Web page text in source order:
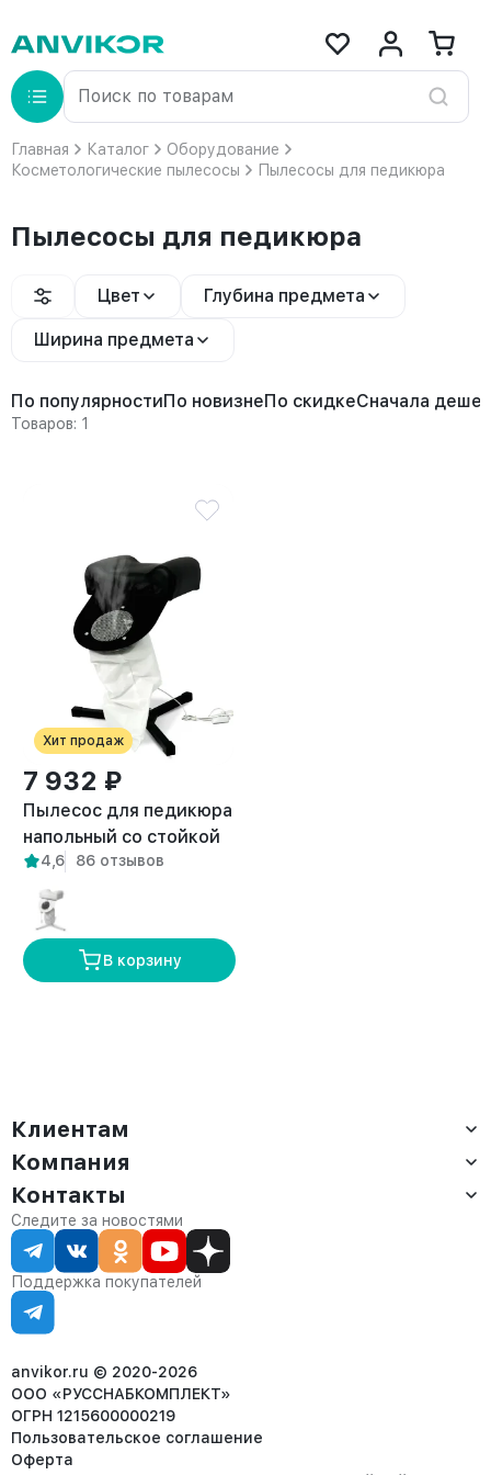
Главная Каталог
Оборудование
Косметологические пылесосы
Пылесосы для педикюра
Пылесосы для педикюра
Цвет Глубина предмета
Ширина предмета
По популярностиПо новизнеПо скидкеСначала
Товаров: 1
Хит продаж
7 932 ₽
Пылесос для педикюра
напольный со стойкой
Breeze черный
4,6 86 отзывов
В корзину
Клиентам
Доставка
Оплата
Сервис
Статус заказа
Статьи
Компания
О компании
Контакты
Партнёрам
Контакты
Отдел продаж:
8 (800) 234-22-62
corp@anvikor.ru
Ежедневно, с 7:00-19:00 (МСК)
Отдел рекламации:
8 (953) 455-25-61
Следите за новостями
Поддержка покупателей
anvikor.ru © 2020-2026
ООО «РУССНАБКОМПЛЕКТ»
ОГРН 1215600000219
Пользовательское соглашение
Оферта